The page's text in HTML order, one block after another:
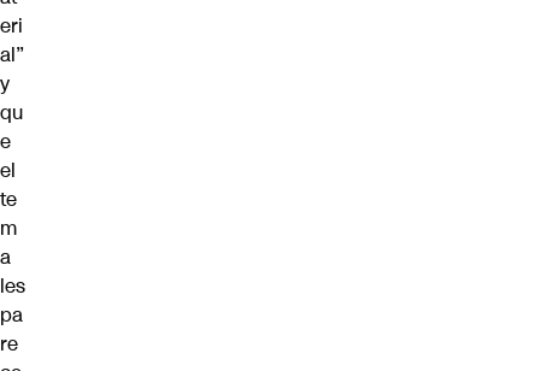
eri
al”
y
qu
e
el
te
m
a
les
pa
re